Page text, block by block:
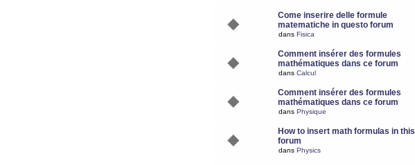
Come inserire delle formule
matematiche in questo forum
dans Fisica
Comment insérer des formules
mathématiques dans ce forum
dans Calcul
Comment insérer des formules
mathématiques dans ce forum
dans Physique
How to insert math formulas in this
forum
dans Physics